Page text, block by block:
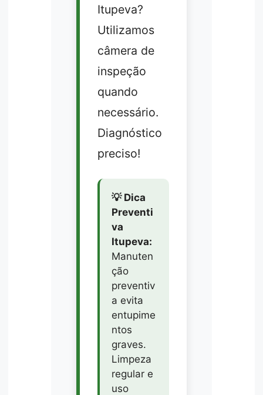
Itupeva?
Utilizamos
câmera de
inspeção
quando
necessário.
Diagnóstico
preciso!
💡 Dica
Preventi
va
Itupeva:
Manuten
ção
preventiv
a evita
entupime
ntos
graves.
Limpeza
regular e
uso